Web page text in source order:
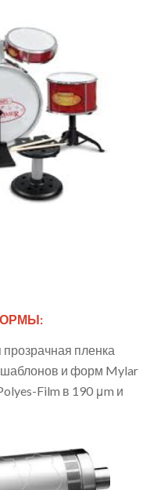
пленка
шаблонов и форм Mylar
Film в 190 μm и